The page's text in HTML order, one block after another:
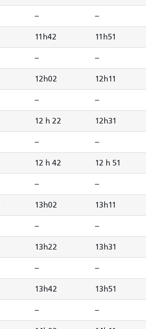
-- --
11h42 11h51
-- --
12h02 12h11
-- --
12 h 22 12h31
-- --
12 h 42 12 h 51
-- --
13h02 13h11
-- --
13h22 13h31
-- --
13h42 13h51
-- --